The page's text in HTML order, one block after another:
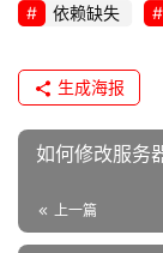
依赖缺失
生成海报
如何修改服务
上一篇